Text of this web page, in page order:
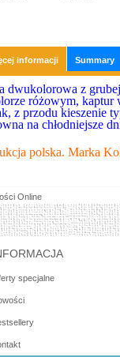
informacji Summary
dwukolorowa z
różowym, kaptur
z przodu kieszenie
na chłodniejsze
polska. Marka
specjalne